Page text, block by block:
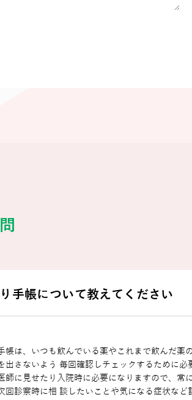
手帳について教えてください
帳は、いつも飲んでいる薬やこれまで飲んだ
出さないよう 毎回確認しチェックするために必
師に⾒せたり⼊院時に必要になりますので、常
回診察時に相 談したいことや気になる症状な